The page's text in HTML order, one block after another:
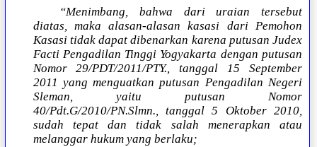
“Menimbang, bahwa dari uraian tersebut
diatas, maka alasan-alasan kasasi dari Pemohon
Kasasi tidak dapat dibenarkan karena putusan Judex
Facti Pengadilan Tinggi Yogyakarta dengan putusan
Nomor 29/PDT/2011/PTY., tanggal 15 September
2011 yang menguatkan putusan Pengadilan Negeri
Sleman, yaitu putusan Nomor
40/Pdt.G/2010/PN.Slmn., tanggal 5 Oktober 2010,
sudah tepat dan tidak salah menerapkan atau
melanggar hukum yang berlaku;